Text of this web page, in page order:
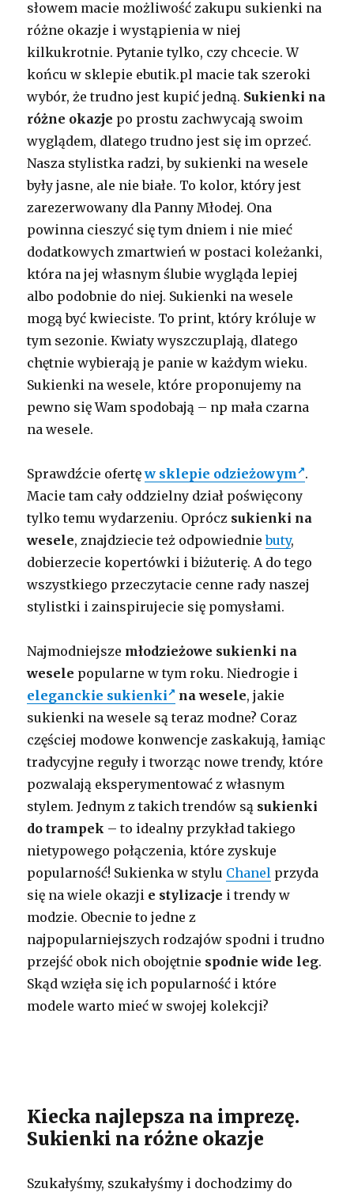
słowem macie możliwość zakupu sukienki na
różne okazje i wystąpienia w niej
kilkukrotnie. Pytanie tylko, czy chcecie. W
końcu w sklepie ebutik.pl macie tak szeroki
wybór, że trudno jest kupić jedną. Sukienki na
różne okazje po prostu zachwycają swoim
wyglądem, dlatego trudno jest się im oprzeć.
Nasza stylistka radzi, by sukienki na wesele
były jasne, ale nie białe. To kolor, który jest
zarezerwowany dla Panny Młodej. Ona
powinna cieszyć się tym dniem i nie mieć
dodatkowych zmartwień w postaci koleżanki,
która na jej własnym ślubie wygląda lepiej
albo podobnie do niej. Sukienki na wesele
mogą być kwieciste. To print, który króluje w
tym sezonie. Kwiaty wyszczuplają, dlatego
chętnie wybierają je panie w każdym wieku.
Sukienki na wesele, które proponujemy na
pewno się Wam spodobają – np mała czarna
na wesele.
Sprawdźcie ofertę w sklepie odzieżowym
.
Macie tam cały oddzielny dział poświęcony
tylko temu wydarzeniu. Oprócz sukienki na
wesele, znajdziecie też odpowiedniebuty,
dobierzecie kopertówki i biżuterię. A do tego
wszystkiego przeczytacie cenne rady naszej
stylistki i zainspirujecie się pomysłami.
Najmodniejsze młodzieżowe sukienki na
wesele popularne w tym roku. Niedrogie i
eleganckie sukienki
na wesele, jakie
sukienki na wesele są teraz modne? Coraz
częściej modowe konwencje zaskakują, łamiąc
tradycyjne reguły i tworząc nowe trendy, które
pozwalają eksperymentować z własnym
stylem. Jednym z takich trendów są sukienki
do trampek – to idealny przykład takiego
nietypowego połączenia, które zyskuje
popularność! Sukienka w stylu Chanel przyda
się na wiele okazji e stylizacje i trendy w
modzie. Obecnie to jedne z
najpopularniejszych rodzajów spodni i trudno
przejść obok nich obojętnie spodnie wide leg.
Skąd wzięła się ich popularność i które
modele warto mieć w swojej kolekcji?
Kiecka najlepsza na imprezę.
Sukienki na różne okazje
Szukałyśmy, szukałyśmy i dochodzimy do